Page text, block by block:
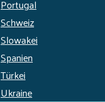
Portugal
Schweiz
Slowakei
Spanien
Türkei
Ukraine